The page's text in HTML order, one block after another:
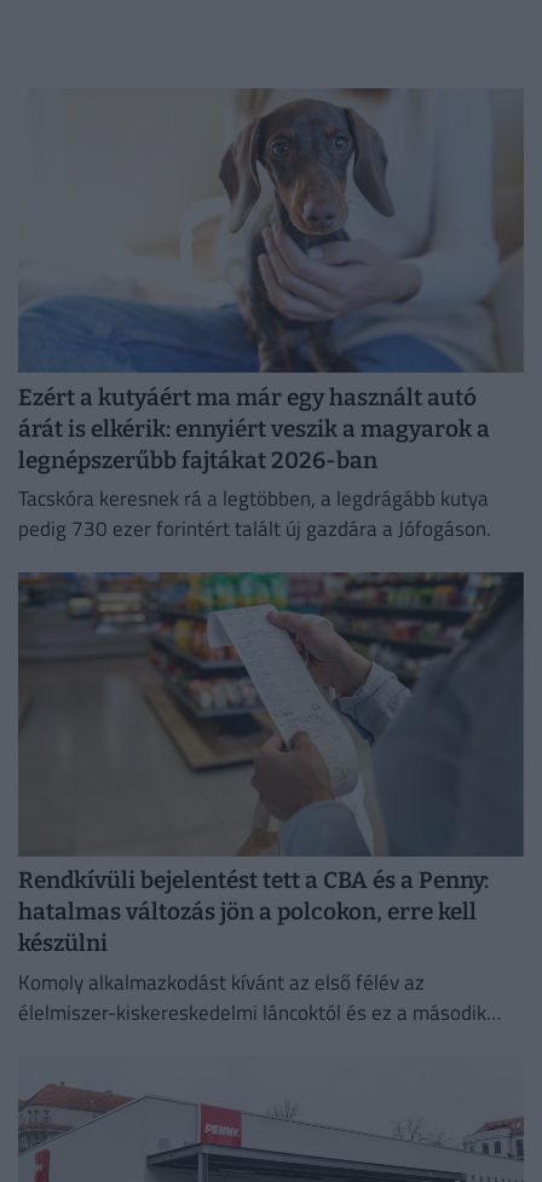
Ezért a kutyáért ma már egy használt autó
árát is elkérik: ennyiért veszik a magyarok a
legnépszerűbb fajtákat 2026-ban
Tacskóra keresnek rá a legtöbben, a legdrágább kutya
pedig 730 ezer forintért talált új gazdára a Jófogáson.
Rendkívüli bejelentést tett a CBA és a Penny:
hatalmas változás jön a polcokon, erre kell
készülni
Komoly alkalmazkodást kívánt az első félév az
élelmiszer-kiskereskedelmi láncoktól és ez a második